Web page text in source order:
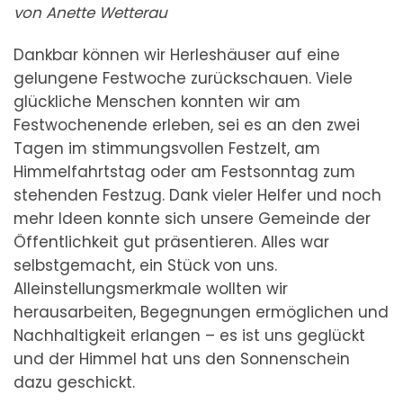
von Anette Wetterau
Dankbar können wir Herleshäuser auf eine
gelungene Festwoche zurückschauen. Viele
glückliche Menschen konnten wir am
Festwochenende erleben, sei es an den zwei
Tagen im stimmungsvollen Festzelt, am
Himmelfahrtstag oder am Festsonntag zum
stehenden Festzug. Dank vieler Helfer und noch
mehr Ideen konnte sich unsere Gemeinde der
Öffentlichkeit gut präsentieren. Alles war
selbstgemacht, ein Stück von uns.
Alleinstellungsmerkmale wollten wir
herausarbeiten, Begegnungen ermöglichen und
Nachhaltigkeit erlangen – es ist uns geglückt
und der Himmel hat uns den Sonnenschein
dazu geschickt.